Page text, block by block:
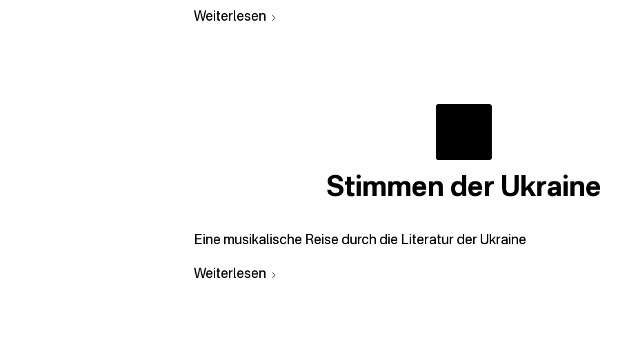
Weiterlesen
Stimmen der Ukraine
Eine musikalische Reise durch die Literatur der Ukraine
Weiterlesen